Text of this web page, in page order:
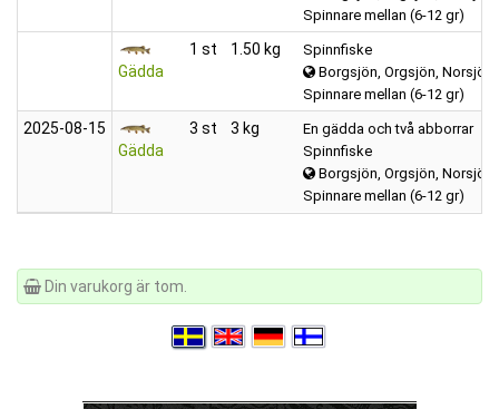
Spinnare mellan (6-12 gr)
Gädda
1 st 1.50 kg
Spinnfiske
Borgsjön, Orgsjön,
Spinnare mellan (6-12 gr)
2025‑08‑15
Gädda
3 st 3 kg
En gädda och två abborrar
Spinnfiske
Borgsjön, Orgsjön,
Spinnare mellan (6-12 gr)
Din varukorg är tom.